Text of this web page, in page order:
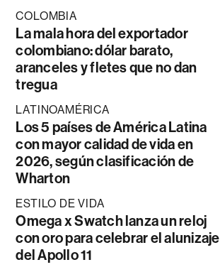
COLOMBIA
La mala hora del exportador
colombiano: dólar barato,
aranceles y fletes que no dan
tregua
LATINOAMÉRICA
Los 5 países de América Latina
con mayor calidad de vida en
2026, según clasificación de
Wharton
ESTILO DE VIDA
Omega x Swatch lanza un reloj
con oro para celebrar el alunizaje
del Apollo 11